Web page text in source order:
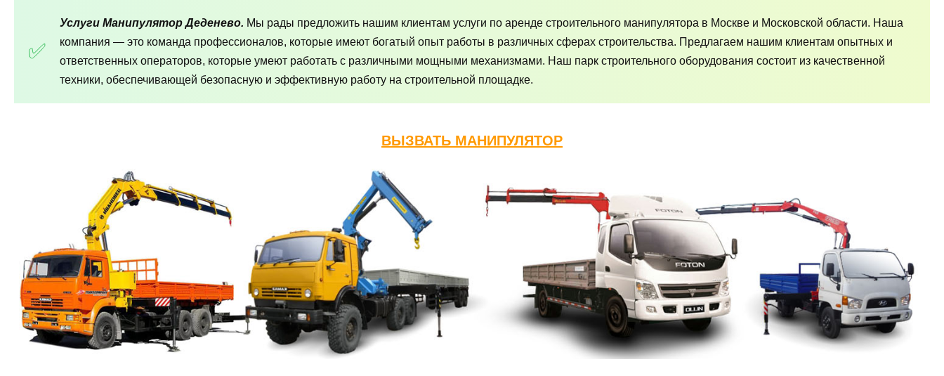
Услуги Манипулятор Деденево. Мы рады предложить нашим клиентам услуги по аренде строительного манипулятора в Москве и Московской области. Наша
компания — это команда профессионалов, которые имеют богатый опыт работы в различных сферах строительства. Предлагаем нашим клиентам опытных и
ответственных операторов, которые умеют работать с различными мощными механизмами. Наш парк строительного оборудования состоит из качественной
техники, обеспечивающей безопасную и эффективную работу на строительной площадке.
ВЫЗВАТЬ МАНИПУЛЯТОР